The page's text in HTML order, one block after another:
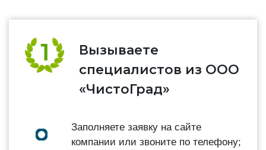
Вызываете
специалистов из ООО
«ЧистоГрад»
Заполняете заявку на сайте
компании или звоните по телефону;